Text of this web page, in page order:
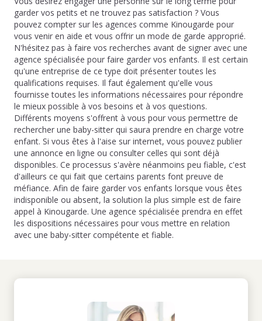
garder vos petits et ne trouvez pas satisfaction ? Vous
pouvez compter sur les agences comme Kinougarde pour
vous venir en aide et vous offrir un mode de garde approprié.
N'hésitez pas à faire vos recherches avant de signer avec une
agence spécialisée pour faire garder vos enfants. Il est certain
qu'une entreprise de ce type doit présenter toutes les
qualifications requises. Il faut également qu'elle vous
fournisse toutes les informations nécessaires pour répondre
le mieux possible à vos besoins et à vos questions.
Différents moyens s'offrent à vous pour vous permettre de
rechercher une baby-sitter qui saura prendre en charge votre
enfant. Si vous êtes à l'aise sur internet, vous pouvez publier
une annonce en ligne ou consulter celles qui sont déjà
disponibles. Ce processus s'avère néanmoins peu fiable, c'est
d'ailleurs ce qui fait que certains parents font preuve de
méfiance. Afin de faire garder vos enfants lorsque vous êtes
indisponible ou absent, la solution la plus simple est de faire
appel à Kinougarde. Une agence spécialisée prendra en effet
les dispositions nécessaires pour vous mettre en relation
avec une baby-sitter compétente et fiable.